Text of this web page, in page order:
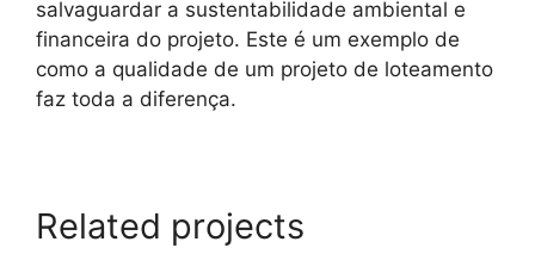
salvaguardar a sustentabilidade ambiental e
financeira do projeto. Este é um exemplo de
como a qualidade de um projeto de loteamento
faz toda a diferença.
Related projects